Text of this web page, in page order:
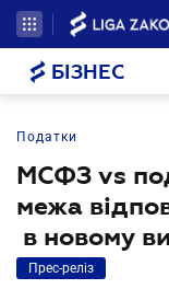
БІЗНЕС
Податки
МСФЗ vs
межа
в новому
Прес-реліз